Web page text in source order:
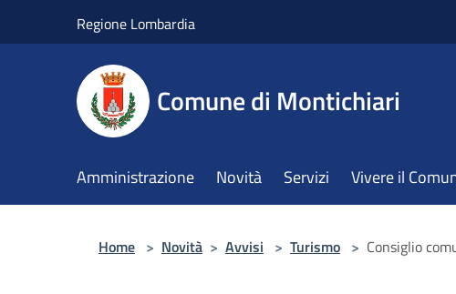
Regione Lombardia
Comune di Montichiari
Amministrazione Novità Servizi Vivere il
Home > Novità > Avvisi > Turismo > Consiglio